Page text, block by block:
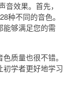
效果。首先，
种不同的音色。
能够满足您的需
质量也很不错。
初学者更好地学习